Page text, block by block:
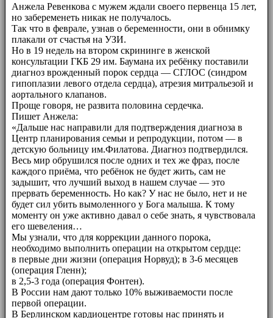
Анжела Ревенкова с мужем ждали своего первенца 15 лет,
но забеременеть никак не получалось.
Так что в феврале, узнав о беременности, они в обнимку
плакали от счастья на УЗИ.
Но в 19 недель на втором скрининге в женской
консультации ГКБ 29 им. Баумана их ребёнку поставили
диагноз врожденный порок сердца — СГЛОС (синдром
гипоплазии левого отдела сердца), атрезия митральезой и
аортального клапанов.
Проще говоря, не развита половина сердечка.
Пишет Анжела:
«Дальше нас направили для подтверждения диагноза в
Центр планирования семьи и репродукции, потом — в
детскую больницу им.Филатова. Диагноз подтвердился.
Весь мир обрушился после одних и тех же фраз, после
каждого приёма, что ребёнок не будет жить, сам не
задышит, что лучший выход в нашем случае — это
прервать беременность. Но как? У нас не было, нет и не
будет сил убить вымоленного у Бога малыша. К тому
моменту он уже активно давал о себе знать, я чувствовала
его шевеления…
Мы узнали, что для коррекции данного порока,
необходимо выполнить операции на открытом сердце:
в первые дни жизни (операция Норвуд); в 3-6 месяцев
(операция Гленн);
в 2,5-3 года (операция Фонтен).
В России нам дают только 10% выживаемости после
первой операции.
В Берлинском кардиоцентре готовы нас принять и